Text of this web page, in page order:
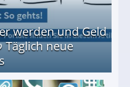
werden und Geld
neue